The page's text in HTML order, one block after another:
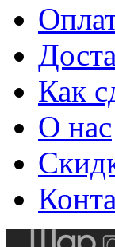
Как
О нас